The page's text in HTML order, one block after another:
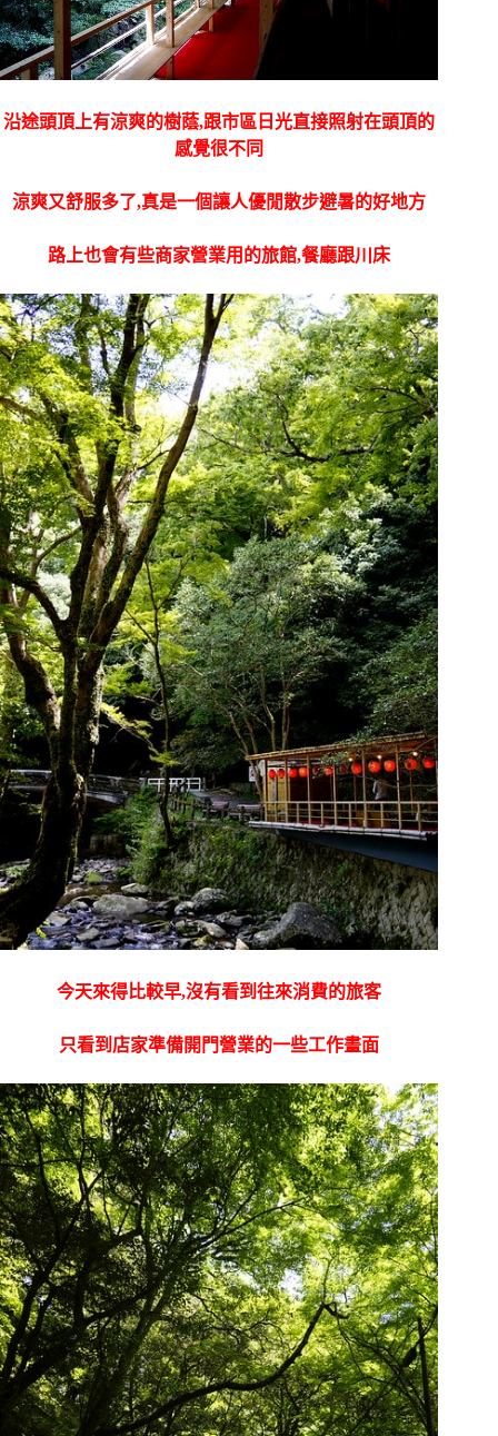
沿途頭頂上有涼爽的樹蔭,跟市區日光直接照射在頭頂的
感覺很不同
涼爽又舒服多了,真是一個讓人優閒散步避暑的好地方
路上也會有些商家營業用的旅館,餐廳跟川床
今天來得比較早,沒有看到往來消費的旅客
只看到店家準備開門營業的一些工作畫面